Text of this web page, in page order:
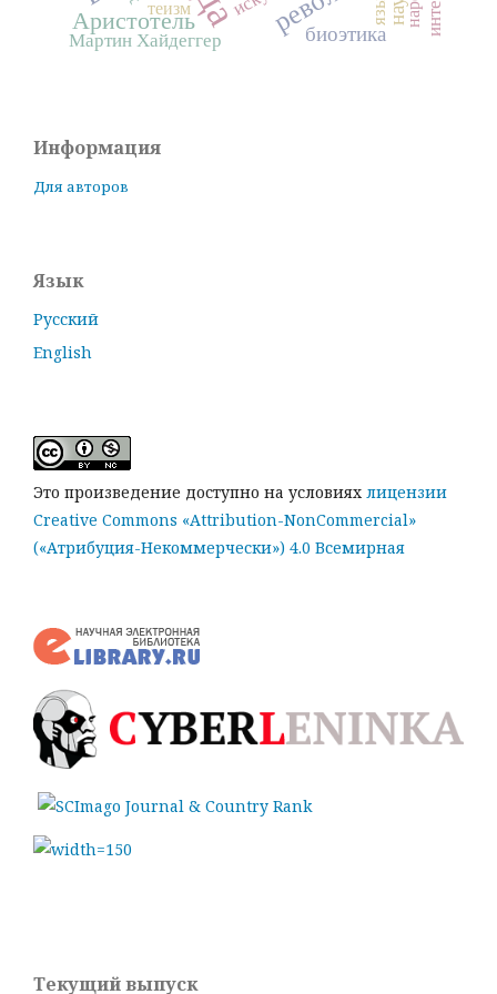
Аристотель
биоэтика
Мартин Хайдеггер
теизм
Информация
Для авторов
Язык
Русский
English
Это произведение доступно на условиях лицензии
Creative Commons «Attribution-NonCommercial»
(«Атрибуция-Некоммерчески») 4.0 Всемирная
Текущий выпуск